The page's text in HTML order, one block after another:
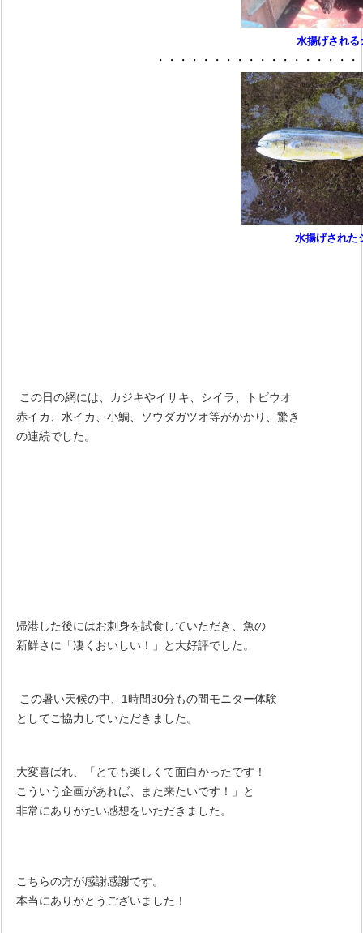
水揚げされる
・・・・・・・・・・・・・・・・・
水揚げされた
この日の網には、カジキやイサキ、シイラ、トビウオ
赤イカ、水イカ、小鯛、ソウダガツオ等がかかり、驚き
の連続でした。
帰港した後にはお刺身を試食していただき、魚の
新鮮さに「凄くおいしい！」と大好評でした。
この暑い天候の中、1時間30分もの間モニター体験
としてご協力していただきました。
大変喜ばれ、「とても楽しくて面白かったです！
こういう企画があれば、また来たいです！」と
非常にありがたい感想をいただきました。
こちらの方が感謝感謝です。
本当にありがとうございました！